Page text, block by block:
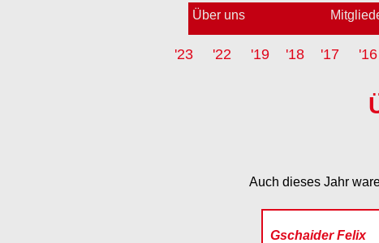
Über uns
'23 '22 '19 '18 '17 '16
Auch dieses Jahr
Gschaider Felix